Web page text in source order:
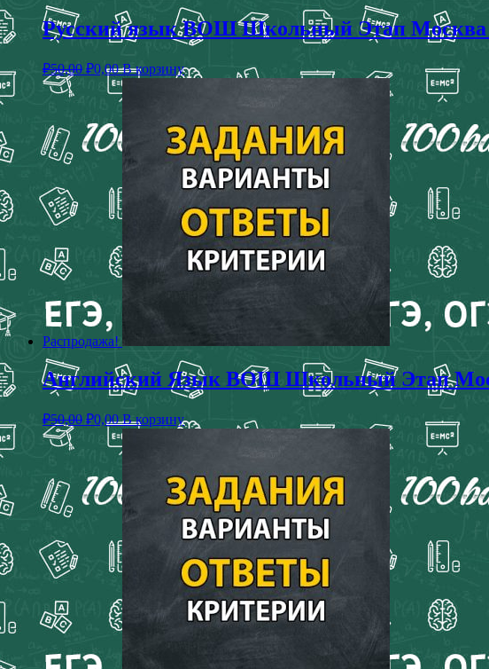
Русский язык ВОШ Школьный Этап Москва
₽50,00 ₽0,00 В корзину
Распродажа!
Английский Язык ВОШ Школьный Этап
₽50,00 ₽0,00 В корзину